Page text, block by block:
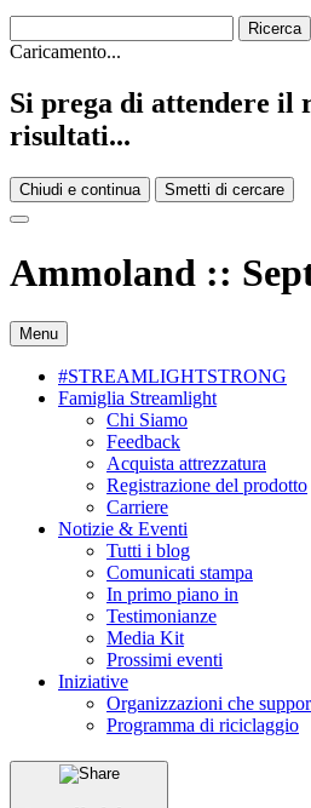
Caricamento...
Si prega di attendere il
risultati...
Chiudi e continua Smetti di cercare
Ammoland ::
Menu
#STREAMLIGHTSTRONG
Famiglia Streamlight
Chi Siamo
Feedback
Acquista attrezzatura
Registrazione del prodotto
Carriere
Notizie & Eventi
Tutti i blog
Comunicati stampa
In primo piano in
Testimonianze
Media Kit
Prossimi eventi
Iniziative
Organizzazioni che
Programma di riciclaggio